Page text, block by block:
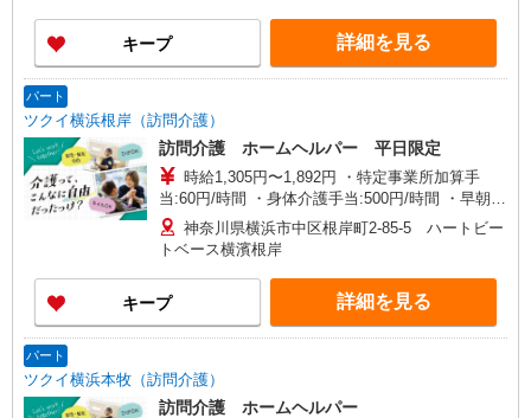
キープ 詳細を見る
パート
ツクイ横浜根岸（訪問介護）
訪問介護 ホームヘルパー 平日限定
時給1,305円〜1,892円 ・特定事業所加算手
当:60円/時間 ・身体介護手当:500円/時間 ・早朝夜
間深夜手当:300円/時間 （18:00〜翌07:59の時間
帯） ・ICT手当:2,000円/月 ・深夜割増は別途支給
・ケア→ケアの移動時間も賃金（時給）を支給 ※
給与幅は資格・経験等による
神奈川県横浜市中区根岸町2-85-5 ハートビー
トベース横濱根岸
キープ 詳細を見る
パート
ツクイ横浜本牧（訪問介護）
訪問介護 ホームヘルパー